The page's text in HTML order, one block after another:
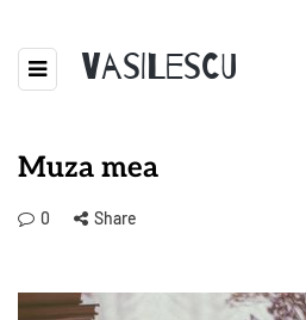
Vasilescu
Muza mea
0 Share